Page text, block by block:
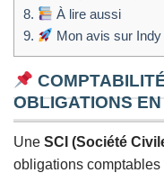
8.
À lire aussi
9.
Mon avis sur
OBLIGATIONS
Une SCI (Société
obligations